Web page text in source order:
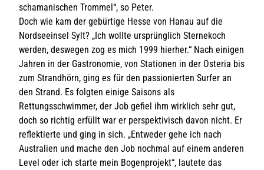
schamanischen Trommel“, so Peter.
Doch wie kam der gebürtige Hesse von Hanau auf die
Nordseeinsel Sylt? „Ich wollte ursprünglich Sternekoch
werden, deswegen zog es mich 1999 hierher.“ Nach einigen
Jahren in der Gastronomie, von Stationen in der Osteria bis
zum Strandhörn, ging es für den passionierten Surfer an
den Strand. Es folgten einige Saisons als
Rettungsschwimmer, der Job gefiel ihm wirklich sehr gut,
doch so richtig erfüllt war er perspektivisch davon nicht. Er
reflektierte und ging in sich. „Entweder gehe ich nach
Australien und mache den Job nochmal auf einem anderen
Level oder ich starte mein Bogenprojekt“, lautete das